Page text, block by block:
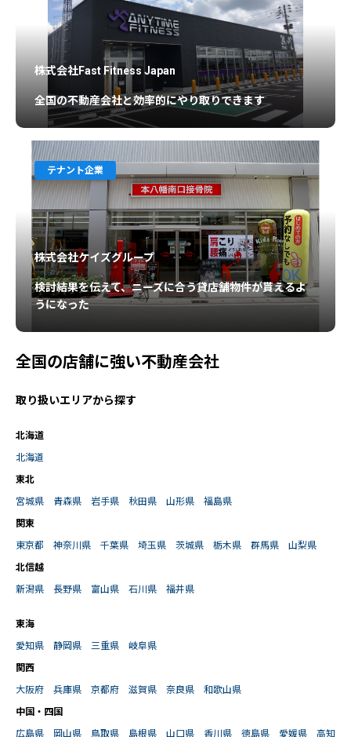
株式会社Fast Fitness Japan
全国の不動産会社と効率的にやり取りできます
株式会社ケイズグループ
検討結果を伝えて、ニーズに合う貸店舗物件が貰えるよ
うになった
テナント企業
全国の店舗に強い不動産会社
取り扱いエリアから探す
北海道
北海道
東北
宮城県
青森県 岩手県 秋田県 山形県
福島県
関東
東京都
神奈川県 千葉県 埼玉県 茨城県 栃木県 群馬県
山梨県
北信越
新潟県
長野県 富山県 石川県 福井県
東海
愛知県
静岡県 三重県
岐阜県
関西
大阪府
兵庫県 京都府 滋賀県 奈良県
和歌山県
中国・四国
広島県
岡山県 鳥取県 島根県 山口県 香川県 徳島県 愛媛県
高知